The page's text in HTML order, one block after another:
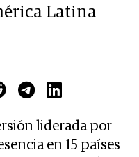
Latina
liderada por
en 15 países